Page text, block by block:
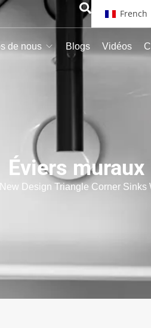
French
de nous Blogs Vidéos
Éviers muraux
Design Triangle Corner Sinks